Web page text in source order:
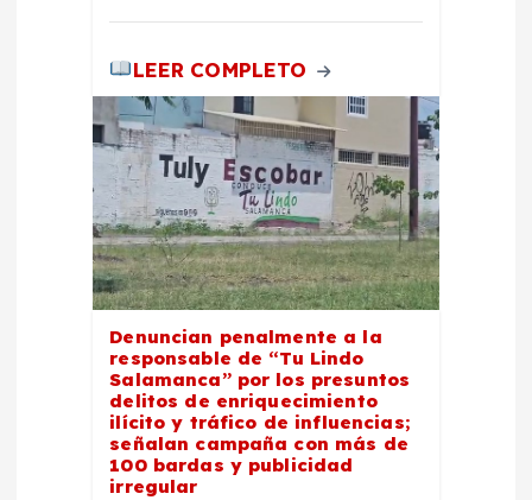
LEER COMPLETO
Denuncian penalmente a la
responsable de “Tu Lindo
Salamanca” por los presuntos
delitos de enriquecimiento
ilícito y tráfico de influencias;
señalan campaña con más de
100 bardas y publicidad
irregular